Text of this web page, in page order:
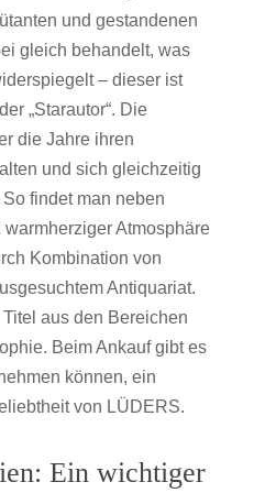
und gestandenen
gleich behandelt, was
– dieser ist
„Starautor“. Die
die Jahre ihren
und sich gleichzeitig
findet man neben
Atmosphäre
Kombination von
Antiquariat.
aus den Bereichen
Beim Ankauf gibt es
können, ein
von LÜDERS.
Ein wichtiger